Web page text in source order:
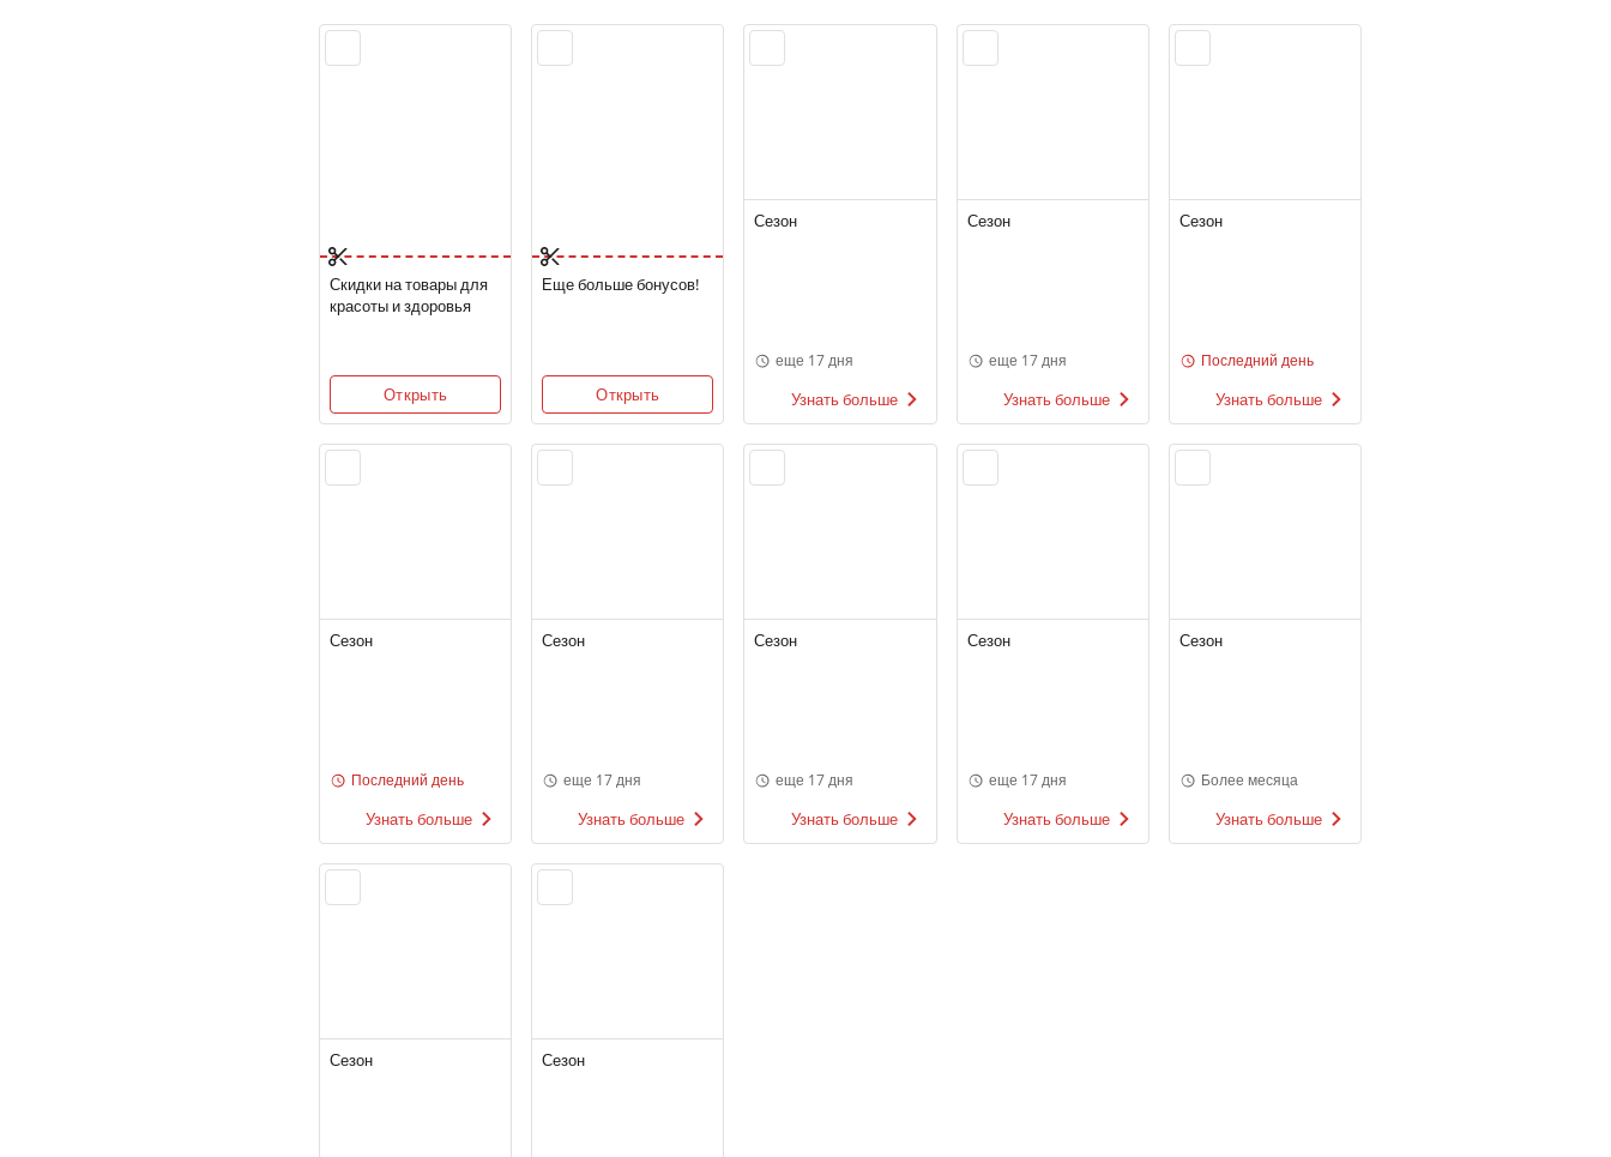
Скидки на товары для
красоты и здоровья
Открыть
Еще больше бонусов!
Открыть
Сезон
еще 17 дня
Узнать больше
Сезон
еще 17 дня
Узнать больше
Сезон
Последний день
Узнать больше
Сезон
Последний день
Узнать больше
Сезон
еще 17 дня
Узнать больше
Сезон
еще 17 дня
Узнать больше
Сезон
еще 17 дня
Узнать больше
Сезон
Более месяца
Узнать больше
Сезон Сезон